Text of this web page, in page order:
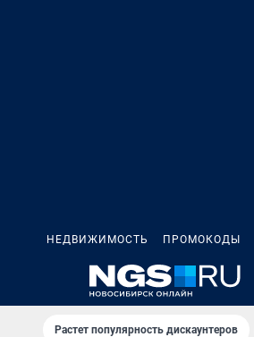
НЕДВИЖИМОСТЬ ПРОМОКОДЫ
Растет популярность дискаунтеров